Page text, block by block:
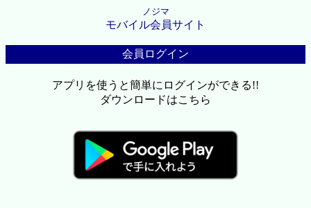
ノジマ
モバイル会員サイト
会員ログイン
アプリを使うと簡単にログインができる!!
ダウンロードはこちら